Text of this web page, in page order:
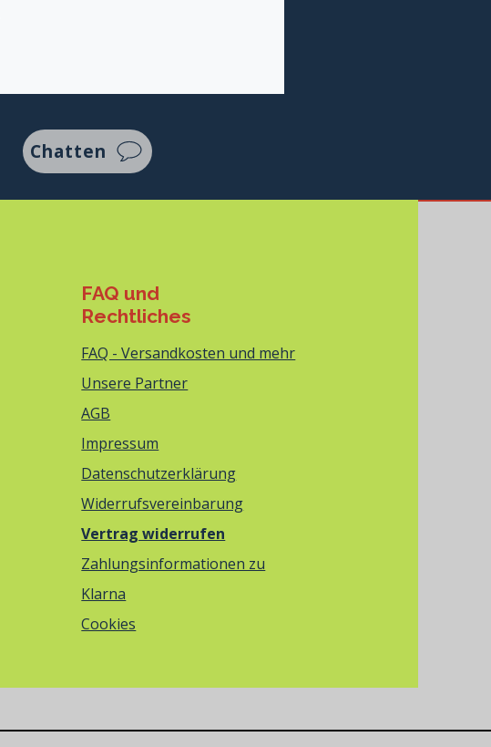
Chatten
FAQ und
Rechtliches
FAQ - Versandkosten und mehr
Unsere Partner
AGB
Impressum
Datenschutzerklärung
Widerrufsvereinbarung
Vertrag widerrufen
Zahlungsinformationen zu
Klarna
Cookies